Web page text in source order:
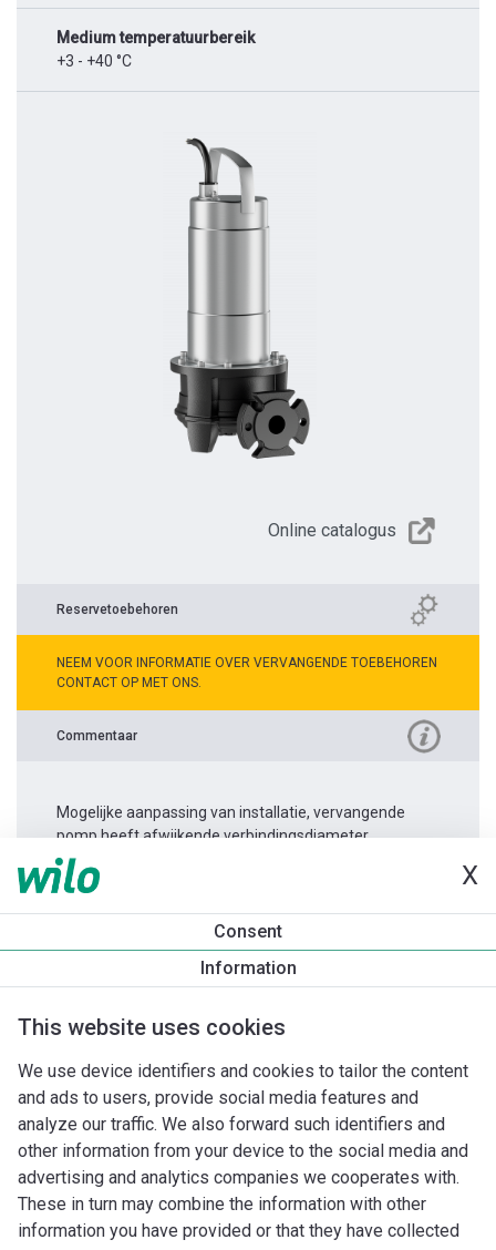
X
Consent
Information
This website uses cookies
We use device identifiers and cookies to tailor the content
and ads to users, provide social media features and
analyze our traffic. We also forward such identifiers and
other information from your device to the social media and
advertising and analytics companies we cooperates with.
These in turn may combine the information with other
information you have provided or that they have collected
Medium temperatuurbereik
+3 - +40 °C
Online catalogus
Reservetoebehoren
NEEM VOOR INFORMATIE OVER VERVANGENDE TOEBEHOREN
CONTACT OP MET ONS.
Commentaar
Mogelijke aanpassing van installatie, vervangende
pomp heeft afwijkende verbindingsdiameter.
Productinformatie
Rexa FIT-S03-224A/21T025-540/O